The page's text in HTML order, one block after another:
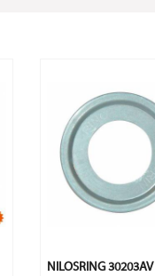
NILOSRING 30203AV